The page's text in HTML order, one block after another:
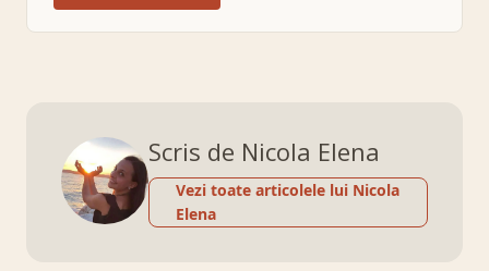
Scris de Nicola Elena
Vezi toate articolele lui Nicola
Elena